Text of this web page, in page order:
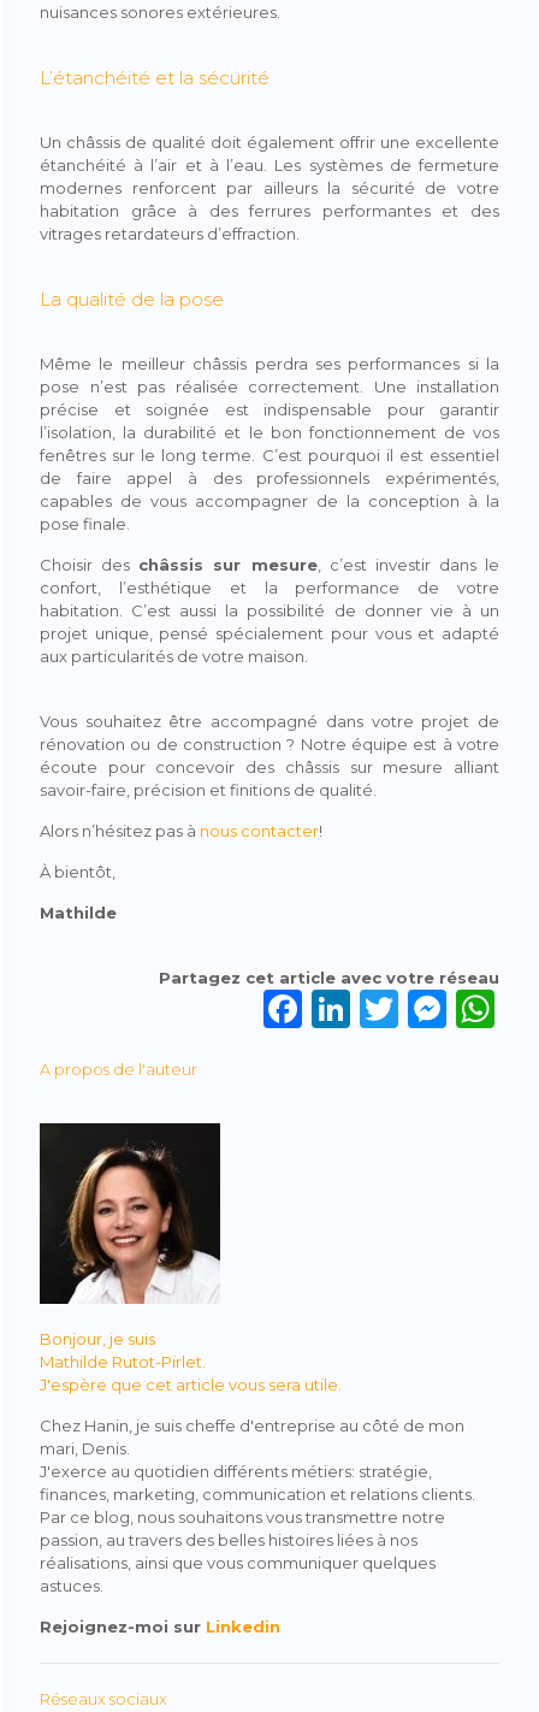
nuisances sonores extérieures.
L’étanchéité et la sécurité
Un châssis de qualité doit également offrir une excellente
étanchéité à l’air et à l’eau. Les systèmes de fermeture
modernes renforcent par ailleurs la sécurité de votre
habitation grâce à des ferrures performantes et des
vitrages retardateurs d’effraction.
La qualité de la pose
Même le meilleur châssis perdra ses performances si la
pose n’est pas réalisée correctement. Une installation
précise et soignée est indispensable pour garantir
l’isolation, la durabilité et le bon fonctionnement de vos
fenêtres sur le long terme. C’est pourquoi il est essentiel
de faire appel à des professionnels expérimentés,
capables de vous accompagner de la conception à la
pose finale.
Choisir des châssis sur mesure, c’est investir dans le
confort, l’esthétique et la performance de votre
habitation. C’est aussi la possibilité de donner vie à un
projet unique, pensé spécialement pour vous et adapté
aux particularités de votre maison.
Vous souhaitez être accompagné dans votre projet de
rénovation ou de construction ? Notre équipe est à votre
écoute pour concevoir des châssis sur mesure alliant
savoir-faire, précision et finitions de qualité.
Alors n’hésitez pas à nous contacter!
À bientôt,
Mathilde
Partagez cet article avec votre réseau
F Li T M
A propos de l'auteur
Bonjour, je suis
Mathilde Rutot-Pirlet.
J'espère que cet article vous sera utile.
Chez Hanin, je suis cheffe d'entreprise au côté de mon
mari, Denis.
J'exerce au quotidien différents métiers: stratégie,
finances, marketing, communication et relations clients.
Par ce blog, nous souhaitons vous transmettre notre
passion, au travers des belles histoires liées à nos
réalisations, ainsi que vous communiquer quelques
astuces.
Rejoignez-moi sur Linkedin
Réseaux sociaux